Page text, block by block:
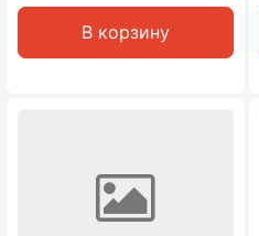
В корзину